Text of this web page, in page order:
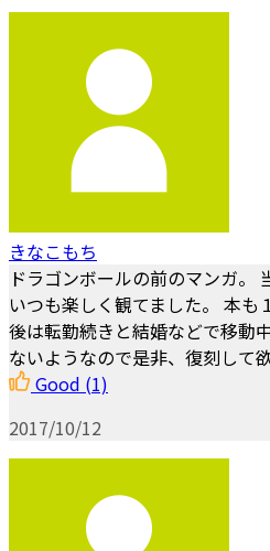
きなこもち
ドラゴンボールの前のマンガ。
いつも楽しく観てました。 本も
後は転勤続きと結婚などで移動
ないようなので是非、復刻して
Good (1)
2017/10/12